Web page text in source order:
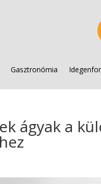
Gasztronómia
ágyak a